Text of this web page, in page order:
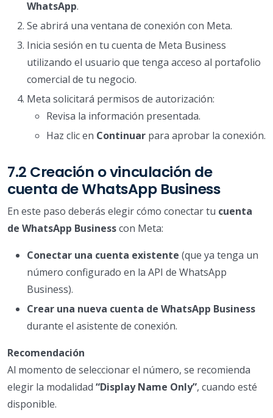
WhatsApp.
Se abrirá una ventana de conexión con Meta.
Inicia sesión en tu cuenta de Meta Business
utilizando el usuario que tenga acceso al portafolio
comercial de tu negocio.
Meta solicitará permisos de autorización:
Revisa la información presentada.
Haz clic en Continuar para aprobar la conexión.
7.2 Creación o vinculación de
cuenta de WhatsApp Business
En este paso deberás elegir cómo conectar tu cuenta
de WhatsApp Businesscon Meta:
Conectar una cuenta existente (que ya tenga un
número configurado en la API de WhatsApp
Business).
Crear una nueva cuenta de WhatsApp Business
durante el asistente de conexión.
Recomendación
Al momento de seleccionar el número, se recomienda
elegir la modalidad “Display Name Only”, cuando esté
disponible.